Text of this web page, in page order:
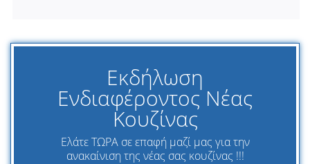
Εκδήλωση
Ενδιαφέροντος Νέας
Κουζίνας
Ελάτε ΤΩΡΑ σε επαφή μαζί μας για την
ανακαίνιση της νέας σας κουζίνας !!!